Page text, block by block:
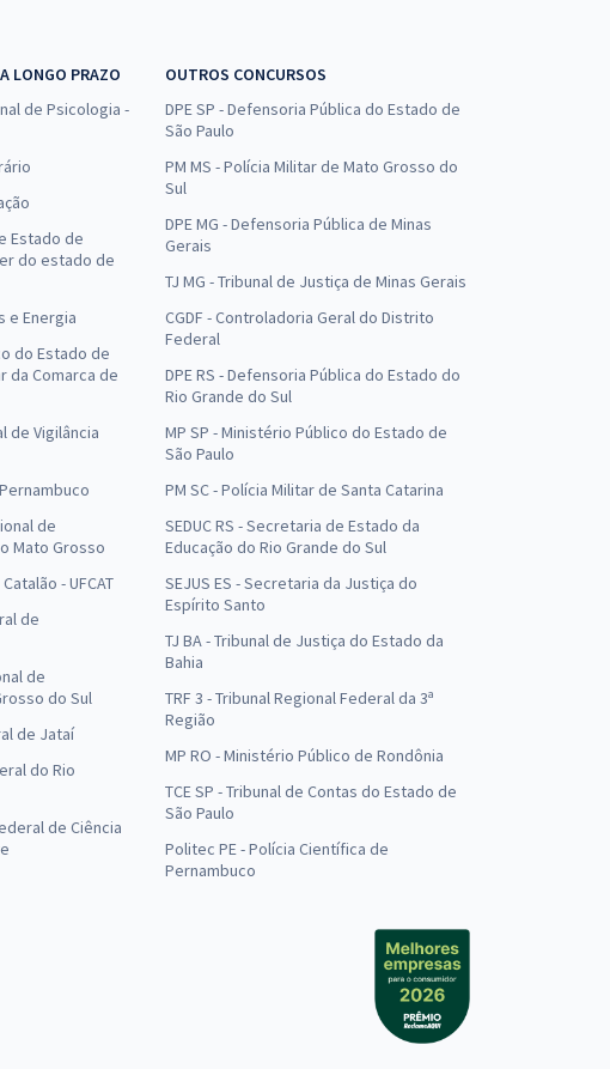
LONGO PRAZO
de Psicologia -
Estado de
do estado de
e Energia
do Estado de
da Comarca de
de Vigilância
de
Mato Grosso
- UFCAT
de
de
do Sul
de Jataí
do Rio
de Ciência
OUTROS CONCURSOS
DPE SP - Defensoria Pública do Estado de
São Paulo
PM MS - Polícia Militar de Mato Grosso do
Sul
DPE MG - Defensoria Pública de Minas
Gerais
TJ MG - Tribunal de Justiça de Minas Gerais
CGDF - Controladoria Geral do Distrito
Federal
DPE RS - Defensoria Pública do Estado do
Rio Grande do Sul
MP SP - Ministério Público do Estado de
São Paulo
PM SC - Polícia Militar de Santa Catarina
SEDUC RS - Secretaria de Estado da
Educação do Rio Grande do Sul
SEJUS ES - Secretaria da Justiça do
Espírito Santo
TJ BA - Tribunal de Justiça do Estado da
Bahia
TRF 3 - Tribunal Regional Federal da 3ª
Região
MP RO - Ministério Público de Rondônia
TCE SP - Tribunal de Contas do Estado de
São Paulo
Politec PE - Polícia Científica de
Pernambuco